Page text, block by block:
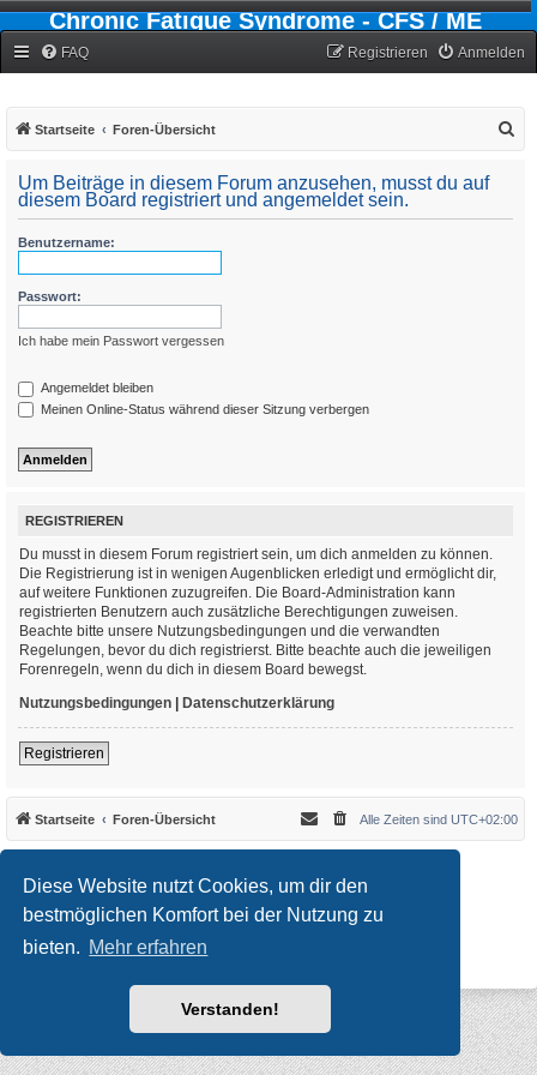
Diese Website nutzt Cookies, um dir den
bestmöglichen Komfort bei der Nutzung zu
bieten. Mehr erfahren
Verstanden!
Chronic Fatigue Syndrome - CFS / ME
FAQ Anmelden
Registrieren
Startseite Foren-Übersicht
Um Beiträge in diesem Forum anzusehen, musst du auf
diesem Board registriert und angemeldet sein.
Benutzername:
Passwort:
Ich habe mein Passwort vergessen
Angemeldet bleiben
Meinen Online-Status während dieser Sitzung verbergen
REGISTRIEREN
Du musst in diesem Forum registriert sein, um dich anmelden zu können.
Die Registrierung ist in wenigen Augenblicken erledigt und ermöglicht dir,
auf weitere Funktionen zuzugreifen. Die Board-Administration kann
registrierten Benutzern auch zusätzliche Berechtigungen zuweisen.
Beachte bitte unsere Nutzungsbedingungen und die verwandten
Regelungen, bevor du dich registrierst. Bitte beachte auch die jeweiligen
Forenregeln, wenn du dich in diesem Board bewegst.
Nutzungsbedingungen | Datenschutzerklärung
Registrieren
Startseite Foren-Übersicht Alle Zeiten sind UTC+02:00
Updated to 3.3.x by
MannixMD
*Style version: 3.4.10
Powered byphpBB ® Forum Software © phpBB Limited
Datenschutz